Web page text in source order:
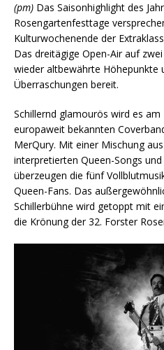
(pm) Das Saisonhighlight des
Rosengartenfesttage
Kulturwochenende der
Das dreitägige Open-Air auf
wieder altbewährte Höhepunkte
Überraschungen bereit.
Schillernd glamourös wird es
europaweit bekannten
MerQury. Mit einer Mischung
interpretierten Queen-Songs
überzeugen die fünf
Queen-Fans. Das
Schillerbühne wird getoppt mit
die Krönung der 32. Forster